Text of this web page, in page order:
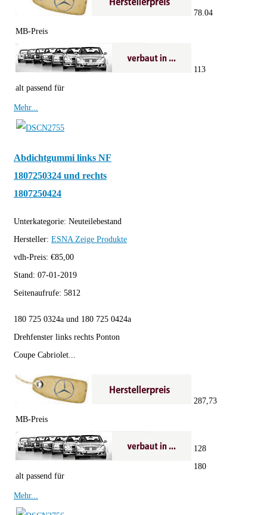
MB-Preis
78.04
alt passend für
113
Mehr...
Abdichtgummi links NF
1807250324 und rechts
1807250424
Unterkategorie: Neuteilebestand
Hersteller: ESNA Zeige Produkte
vdh-Preis: €85,00
Stand: 07-01-2019
Seitenaufrufe: 5812
180 725 0324a und 180 725 0424a
Drehfenster links rechts Ponton
Coupe Cabriolet...
MB-Preis
287,73
alt passend für
128
180
Mehr...